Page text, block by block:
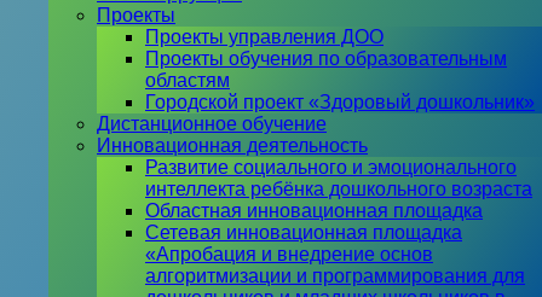
Проекты
Проекты управления ДОО
Проекты обучения по образовательным
областям
Городской проект «Здоровый дошкольник»
Дистанционное обучение
Инновационная деятельность
Развитие социального и эмоционального
интеллекта ребёнка дошкольного возраста
Областная инновационная площадка
Сетевая инновационная площадка
«Апробация и внедрение основ
алгоритмизации и программирования для